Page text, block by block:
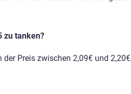
zu tanken?
Preis zwischen 2,09€ und